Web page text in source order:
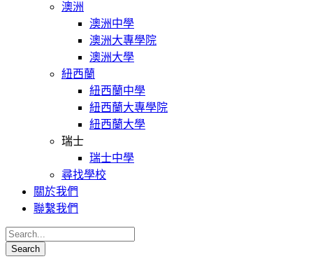
澳洲
澳洲中學
澳洲大專學院
澳洲大學
紐西蘭
紐西蘭中學
紐西蘭大專學院
紐西蘭大學
瑞士
瑞士中學
尋找學校
關於我們
聯繫我們